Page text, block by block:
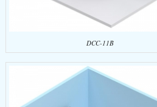
DCC-11B